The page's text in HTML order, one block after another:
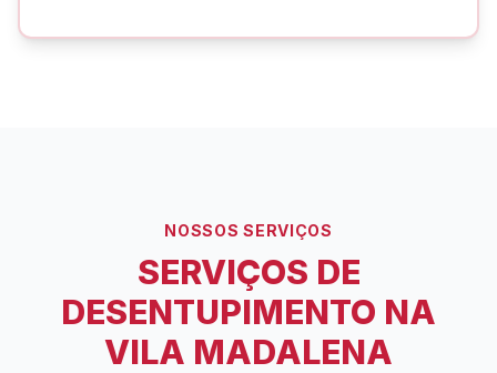
NOSSOS SERVIÇOS
SERVIÇOS DE
DESENTUPIMENTO NA
VILA MADALENA